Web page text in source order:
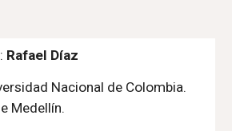
Rafael Díaz
Nacional de Colombia.
Medellín.